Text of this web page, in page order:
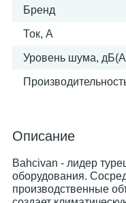
Бренд
Ток, А
Уровень шума,
Описание
Bahcivan - лидер
оборудования.
производственные